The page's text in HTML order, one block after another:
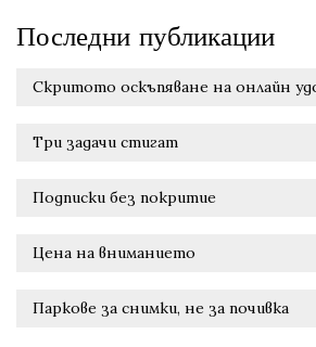
Последни публикации
Скритото оскъпяване на онлайн
Три задачи стигат
Подписки без покритие
Цена на вниманието
Паркове за снимки, не за почивка